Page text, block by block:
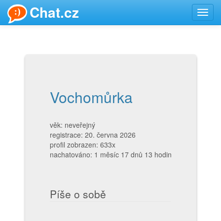
Chat.cz
Vochomůrka
věk: neveřejný
registrace: 20. června 2026
profil zobrazen: 633x
nachatováno: 1 měsíc 17 dnů 13 hodin
Píše o sobě